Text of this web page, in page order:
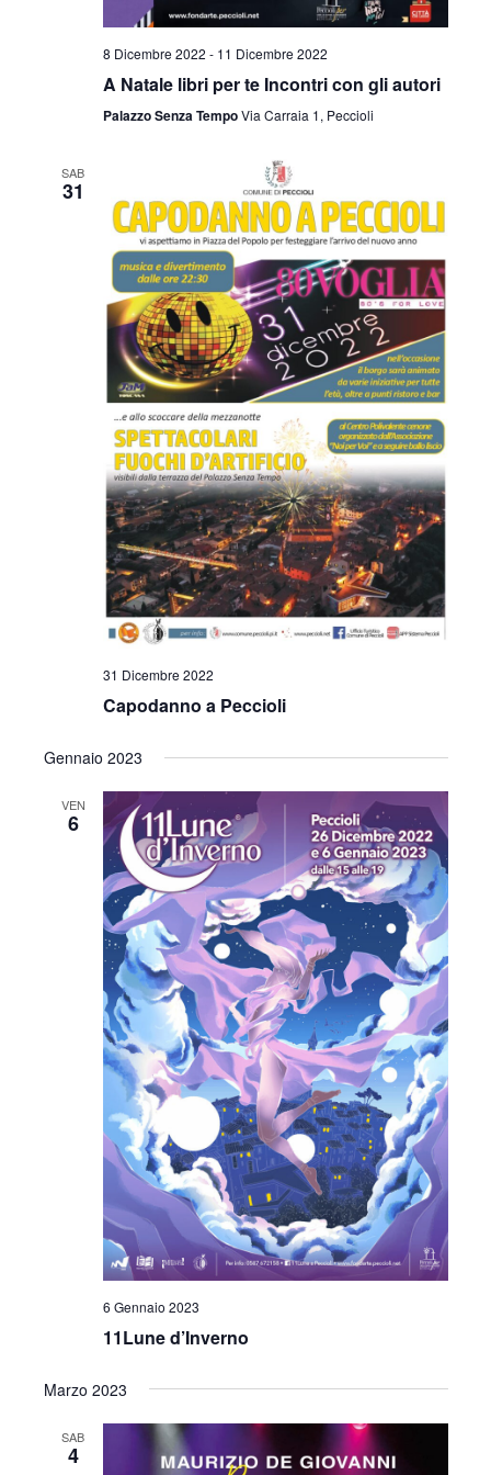
8 Dicembre 2022 - 11 Dicembre 2022
A Natale libri per te Incontri con gli autori
Palazzo Senza TempoVia Carraia 1, Peccioli
SAB
31
31 Dicembre 2022
Capodanno a Peccioli
Gennaio 2023
VEN
6
6 Gennaio 2023
11Lune d’Inverno
Marzo 2023
SAB
4